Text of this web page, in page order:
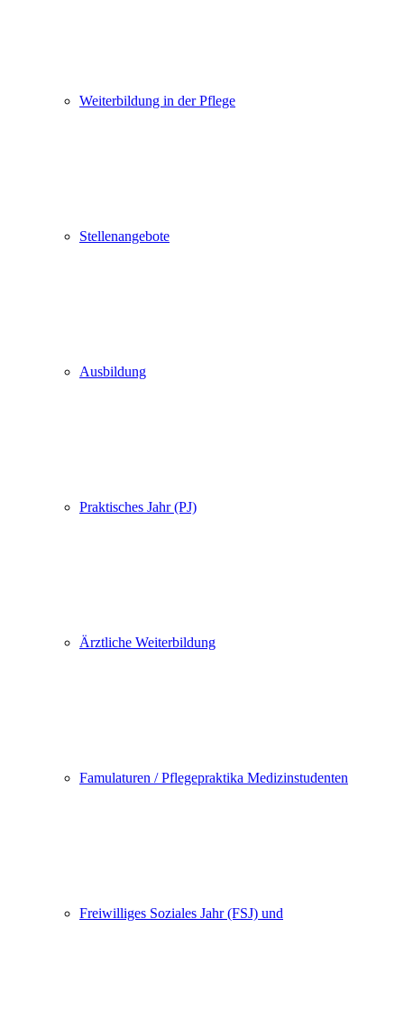
Weiterbildung in der Pflege
Stellenangebote
Ausbildung
Praktisches Jahr (PJ)
Ärztliche Weiterbildung
Famulaturen / Pflegepraktika Medizinstudenten
Freiwilliges Soziales Jahr (FSJ) und